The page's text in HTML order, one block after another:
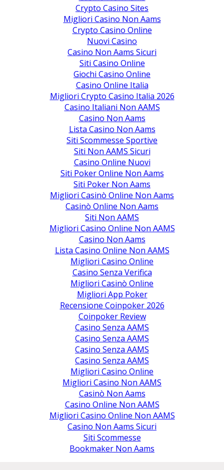
Crypto Casino Sites
Migliori Casino Non Aams
Crypto Casino Online
Nuovi Casino
Casino Non Aams Sicuri
Siti Casino Online
Giochi Casino Online
Casino Online Italia
Migliori Crypto Casino Italia 2026
Casino Italiani Non AAMS
Casino Non Aams
Lista Casino Non Aams
Siti Scommesse Sportive
Siti Non AAMS Sicuri
Casino Online Nuovi
Siti Poker Online Non Aams
Siti Poker Non Aams
Migliori Casinò Online Non Aams
Casinò Online Non Aams
Siti Non AAMS
Migliori Casino Online Non AAMS
Casino Non Aams
Lista Casino Online Non AAMS
Migliori Casino Online
Casino Senza Verifica
Migliori Casinò Online
Migliori App Poker
Recensione Coinpoker 2026
Coinpoker Review
Casino Senza AAMS
Casino Senza AAMS
Casino Senza AAMS
Casino Senza AAMS
Migliori Casino Online
Migliori Casino Non AAMS
Casinò Non Aams
Casino Online Non AAMS
Migliori Casino Online Non AAMS
Casino Non Aams Sicuri
Siti Scommesse
Bookmaker Non Aams